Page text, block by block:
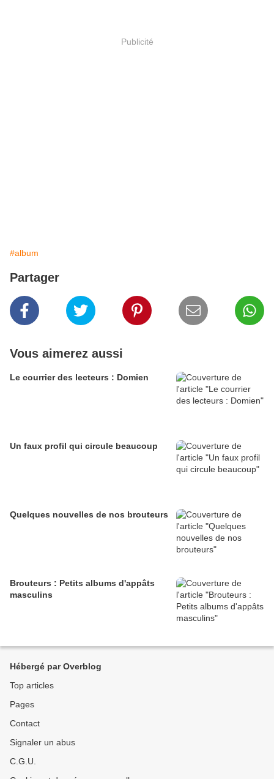
Publicité
#album
Partager
Vous aimerez aussi
Le courrier des lecteurs : Domien
Un faux profil qui circule beaucoup
Quelques nouvelles de nos brouteurs
Brouteurs : Petits albums d'appâts
masculins
Hébergé par Overblog
Top articles
Pages
Contact
Signaler un abus
C.G.U.